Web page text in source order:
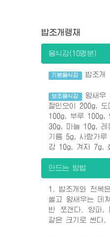
밥조개랭채
음식감(10명분)
기본음식감 밥조개
보조음식감
왕새우
절인오이 200g, 도
100g, 부루 100g,
30g, 마늘 10g,
기름 5g, 사탕가
강 10g, 겨자 7g,
만드는 방법
1. 밥조개와 전복
썰고 왕새우는 데
반 쪼갠다. 양파,
같은 크기로 썬다.